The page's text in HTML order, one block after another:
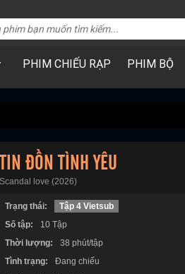
PHIM CHIẾU RẠP PHIM BỘ
TIN ĐỒN TÌNH YÊU
Scandal love (2026)
Trạng thái:
Tập 4 Vietsub
Số tập:
10 Tập
Thời lượng:
38 phút/tập
Tình trạng:
Đang chiếu